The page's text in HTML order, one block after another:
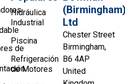
de
Hidráulica
Industrial
Piscina
Refrigeración
de Motores
Ltd
Chester Street
Birmingham,
B6 4AP
United